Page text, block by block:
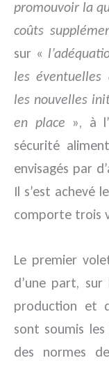
promouvoir la
coûts
sur «
les
les nouvelles
en place », à
sécurité
envisagés par
Il s’est achevé
comporte trois
Le premier
d’une part, sur
production et
sont soumis
des normes